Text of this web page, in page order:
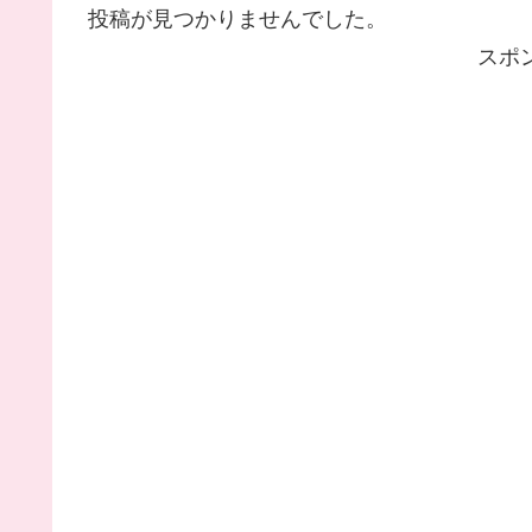
投稿が見つかりませんでした。
スポ